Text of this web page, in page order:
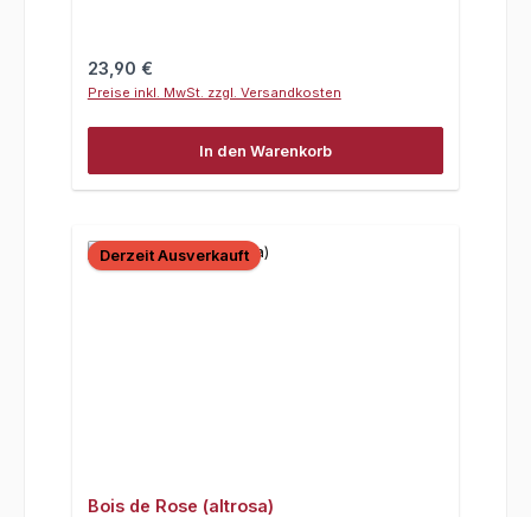
Regulärer Preis:
23,90 €
Preise inkl. MwSt. zzgl. Versandkosten
In den Warenkorb
Derzeit Ausverkauft
Bois de Rose (altrosa)